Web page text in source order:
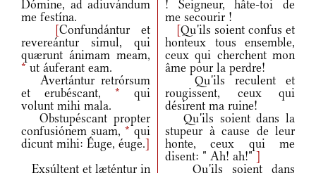
Dómine, ad adiuvándum
me festína.
! Seigneur, hâte-toi de
me secourir !
[Confundántur et
revereántur simul, qui
quærunt ánimam meam,
* ut áuferant eam.
[Qu'ils soient confus et
honteux tous ensemble,
ceux qui cherchent mon
âme pour la perdre!
Avertántur retrórsum
et erubéscant, * qui
volunt mihi mala.
Qu'ils reculent et
rougissent, ceux qui
désirent ma ruine!
Obstupéscant propter
confusiónem suam, * qui
dicunt mihi: Éuge, éuge.]
Qu'ils soient dans la
stupeur à cause de leur
honte, ceux qui me
disent: " Ah! ah!" ]
Exsúltent et læténtur in
Qu'ils soient dans